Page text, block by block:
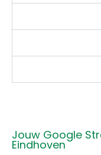
Jouw Google
Eindhoven